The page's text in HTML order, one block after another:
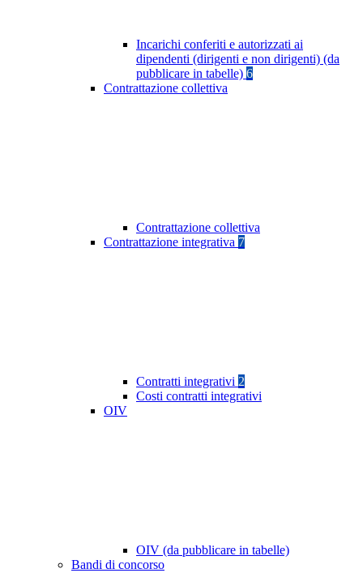
Incarichi conferiti e autorizzati ai
dipendenti (dirigenti e non dirigenti) (da
pubblicare in tabelle) 6
Contrattazione collettiva
Contrattazione collettiva
Contrattazione integrativa 7
Contratti integrativi 2
Costi contratti integrativi
OIV
OIV (da pubblicare in tabelle)
Bandi di concorso